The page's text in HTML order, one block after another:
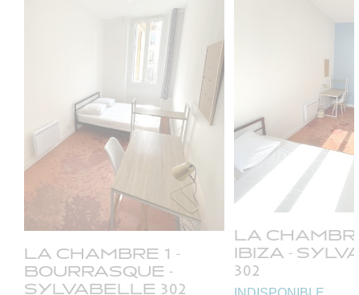
LA CHAMBRE 1 -
BOURRASQUE -
SYLVABELLE 302
LA
IBIZA -
302